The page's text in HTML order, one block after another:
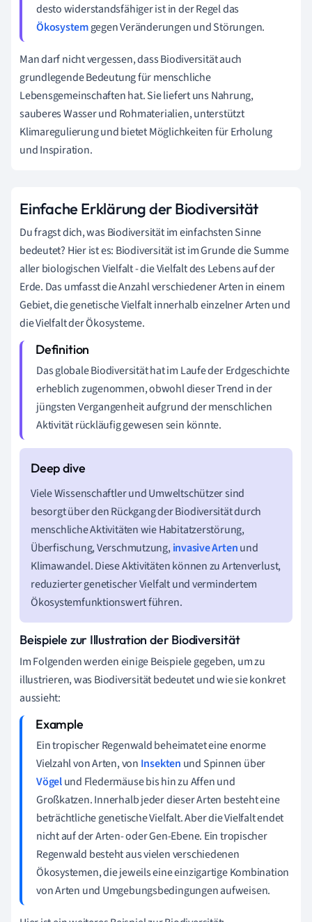
desto widerstandsfähiger ist in der Regel das
Ökosystemgegen Veränderungen und Störungen.
Man darf nicht vergessen, dass Biodiversität auch
grundlegende Bedeutung für menschliche
Lebensgemeinschaften hat. Sie liefert uns Nahrung,
sauberes Wasser und Rohmaterialien, unterstützt
Klimaregulierung und bietet Möglichkeiten für Erholung
und Inspiration.
Einfache Erklärung der Biodiversität
Du fragst dich, was Biodiversität im einfachsten Sinne
bedeutet? Hier ist es: Biodiversität ist im Grunde die Summe
aller biologischen Vielfalt - die Vielfalt des Lebens auf der
Erde. Das umfasst die Anzahl verschiedener Arten in einem
Gebiet, die genetische Vielfalt innerhalb einzelner Arten und
die Vielfalt der Ökosysteme.
Das globale Biodiversität hat im Laufe der Erdgeschichte
erheblich zugenommen, obwohl dieser Trend in der
jüngsten Vergangenheit aufgrund der menschlichen
Aktivität rückläufig gewesen sein könnte.
Viele Wissenschaftler und Umweltschützer sind
besorgt über den Rückgang der Biodiversität durch
menschliche Aktivitäten wie Habitatzerstörung,
Überfischung, Verschmutzung, invasive Artenund
Klimawandel. Diese Aktivitäten können zu Artenverlust,
reduzierter genetischer Vielfalt und vermindertem
Ökosystemfunktionswert führen.
Beispiele zur Illustration der Biodiversität
Im Folgenden werden einige Beispiele gegeben, um zu
illustrieren, was Biodiversität bedeutet und wie sie konkret
aussieht:
Ein tropischer Regenwald beheimatet eine enorme
Vielzahl von Arten, von Insekten und Spinnen über
Vögelund Fledermäuse bis hin zu Affen und
Großkatzen. Innerhalb jeder dieser Arten besteht eine
beträchtliche genetische Vielfalt. Aber die Vielfalt endet
nicht auf der Arten- oder Gen-Ebene. Ein tropischer
Regenwald besteht aus vielen verschiedenen
Ökosystemen, die jeweils eine einzigartige Kombination
von Arten und Umgebungsbedingungen aufweisen.